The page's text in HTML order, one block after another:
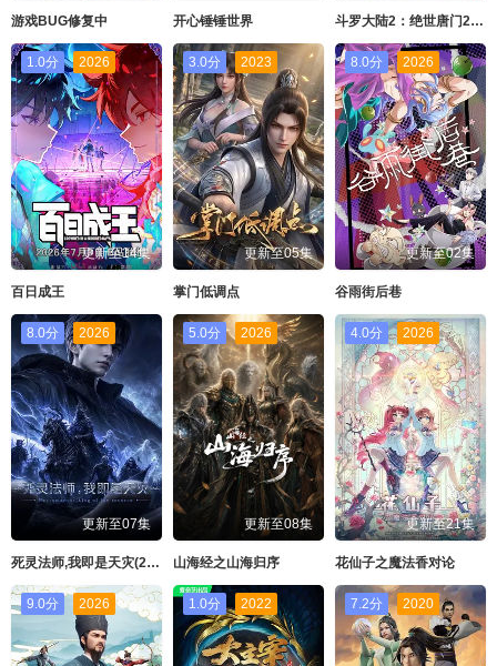
游戏BUG修复中 开心锤锤世界 斗罗大陆2：绝世唐门2023
1.0分 2026
更新至14集
百日成王
3.0分 2023
更新至05集
掌门低调点
8.0分 2026
更新至02集
谷雨街后巷
8.0分 2026
更新至07集
死灵法师,我即是天灾(2026)
5.0分 2026
更新至08集
山海经之山海归序
4.0分 2026
更新至21集
花仙子之魔法香对论
9.0分 2026 1.0分 2022 7.2分 2020